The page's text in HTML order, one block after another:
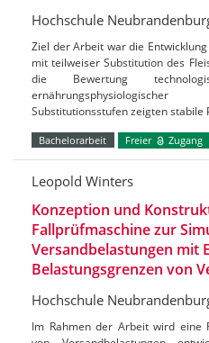
Hochschule
Ziel der Arbeit war die
mit teilweiser Substitution des
die Bewertung
Substitutionsstufen zeigten
Bachelorarbeit Freier Zugang
Leopold Winters
Konzeption und
Fallprüfmaschine zur
Versandbelastungen mit
Belastungsgrenzen von
Hochschule
Im Rahmen der Arbeit wird eine